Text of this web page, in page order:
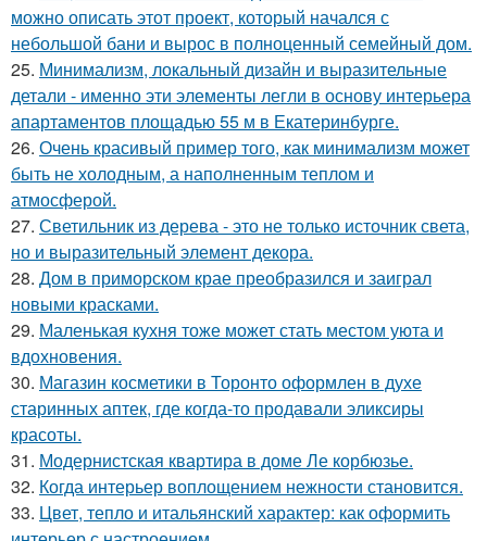
можно описать этот проект, который начался с
небольшой бани и вырос в полноценный семейный дом.
25. Минимализм, локальный дизайн и выразительные
детали - именно эти элементы легли в основу интерьера
апартаментов площадью 55 м в Екатеринбурге.
26. Очень красивый пример того, как минимализм может
быть не холодным, а наполненным теплом и
атмосферой.
27. Светильник из дерева - это не только источник света,
но и выразительный элемент декора.
28. Дом в приморском крае преобразился и заиграл
новыми красками.
29. Маленькая кухня тоже может стать местом уюта и
вдохновения.
30. Магазин косметики в Торонто оформлен в духе
старинных аптек, где когда-то продавали эликсиры
красоты.
31. Модернистская квартира в доме Ле корбюзье.
32. Когда интерьер воплощением нежности становится.
33. Цвет, тепло и итальянский характер: как оформить